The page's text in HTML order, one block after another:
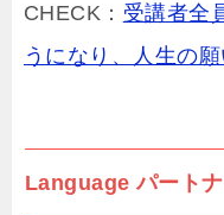
CHECK： 受講者全
うになり、人生の
Language パート